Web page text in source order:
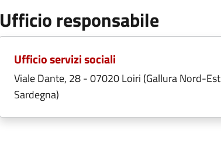
Ufficio responsabile
Ufficio servizi sociali
Viale Dante, 28 - 07020 Loiri (Gallura Nord-Est
Sardegna)